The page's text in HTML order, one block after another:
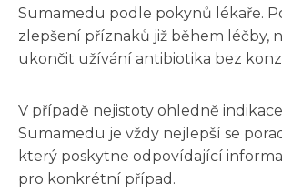
Sumamedu podle pokynů lékaře.
zlepšení příznaků již během léčby,
ukončit užívání antibiotika bez
V případě nejistoty ohledně
Sumamedu je vždy nejlepší se
který poskytne odpovídající
pro konkrétní případ.